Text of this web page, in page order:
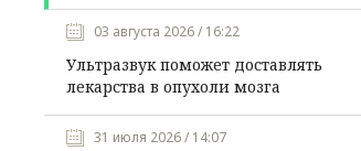
03 августа 2026 / 16:22
Ультразвук поможет доставлять
лекарства в опухоли мозга
31 июля 2026 / 14:07